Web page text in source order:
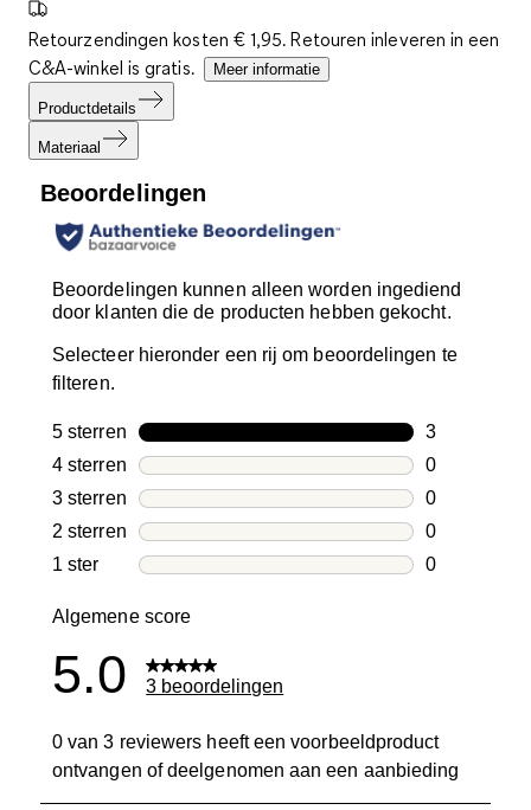
Retourzendingen kosten € 1,95. Retouren inleveren in een
C&A-winkel is gratis.
Meer informatie
Productdetails
Materiaal
Beoordelingen
Beoordelingen kunnen alleen worden ingediend
door klanten die de producten hebben gekocht.
Selecteer hieronder een rij om beoordelingen te
filteren.
5 sterren sterren
3
3
4 sterren sterren
0
0
3 sterren sterren
0
0
2 sterren sterren
0
0
1 ster sterren
0
Algemene score
5.0 3 beoordelingen
0 van 3 reviewers heeft een voorbeeldproduct
ontvangen of deelgenomen aan een aanbieding